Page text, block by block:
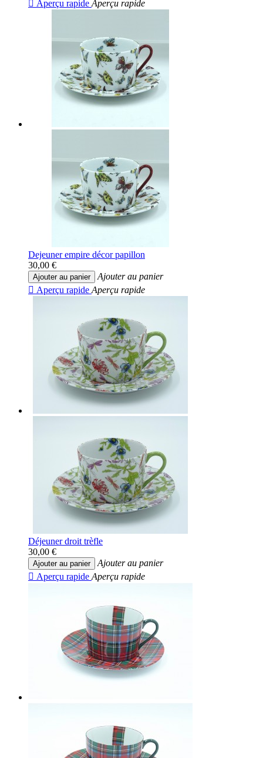
 Aperçu rapide Aperçu rapide
Dejeuner empire décor papillon
30,00 €
Ajouter au panier
Ajouter au panier
 Aperçu rapide Aperçu rapide
Déjeuner droit trèfle
30,00 €
Ajouter au panier
Ajouter au panier
 Aperçu rapide Aperçu rapide